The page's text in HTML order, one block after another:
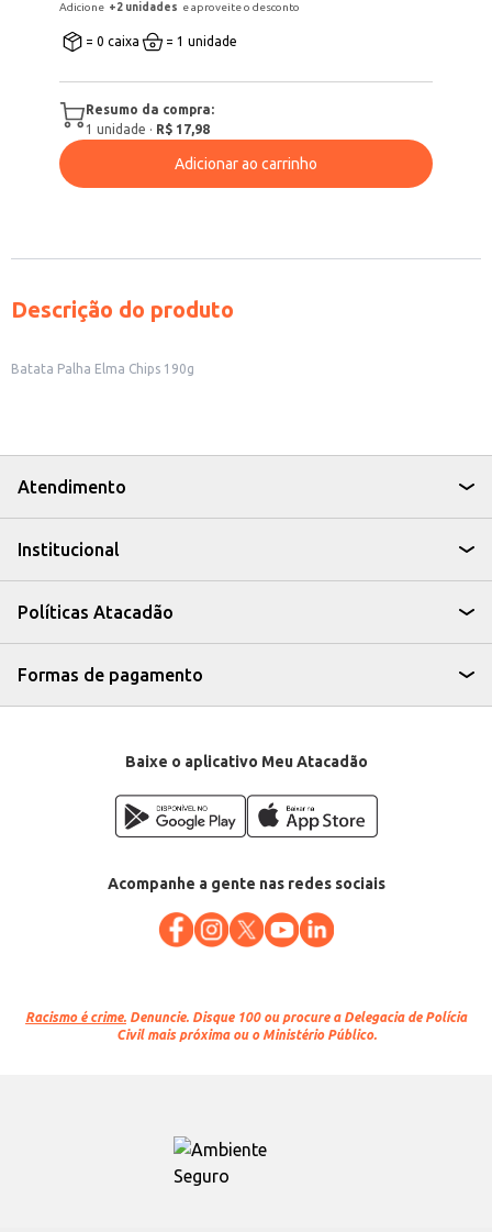
Adicione +2 unidades e aproveite o desconto
= 0 caixa = 1 unidade
Resumo da compra:
1 unidade · R$ 17,98
Adicionar ao carrinho
Descrição do produto
Batata Palha Elma Chips 190g
Atendimento
Institucional
Políticas Atacadão
Formas de pagamento
Baixe o aplicativo Meu Atacadão
Acompanhe a gente nas redes sociais
Racismo é crime. Denuncie. Disque 100 ou procure a Delegacia de Polícia
Civil mais próxima ou o Ministério Público.